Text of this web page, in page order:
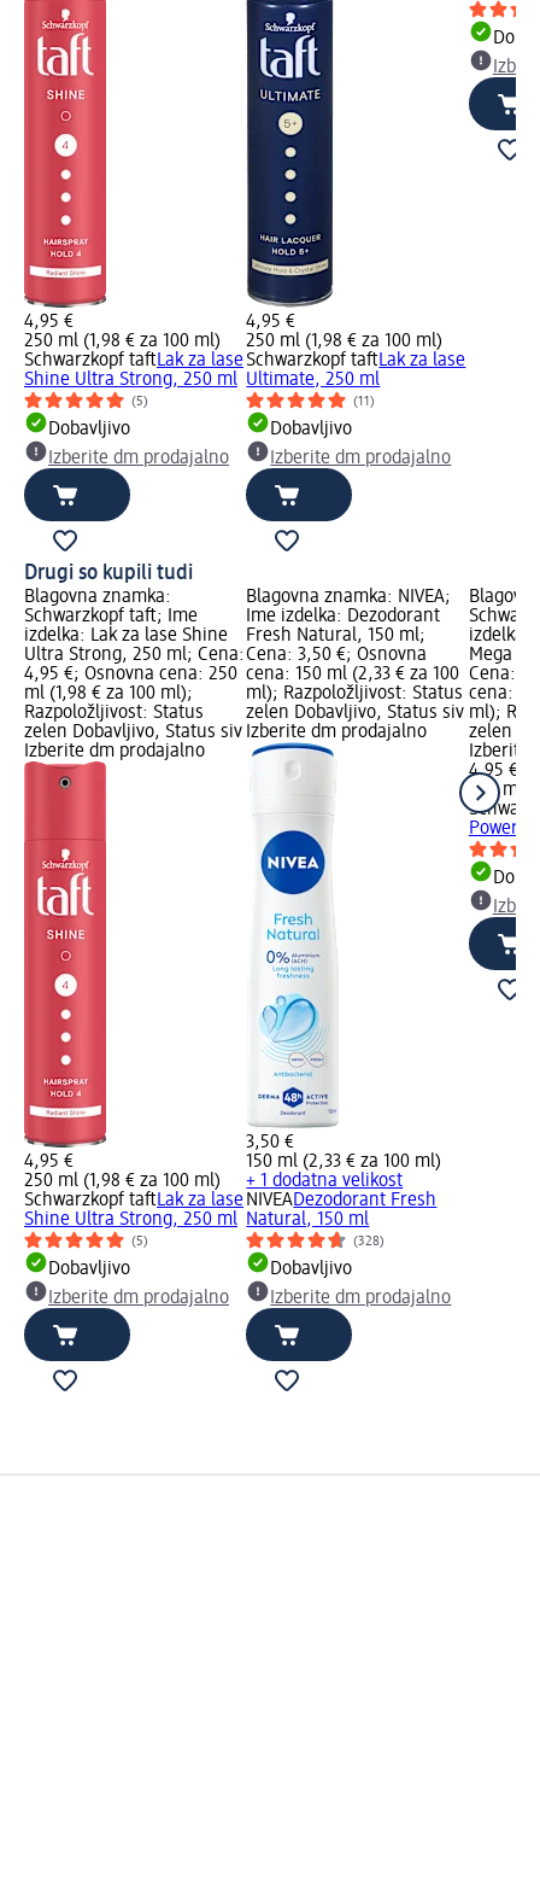
4,95 €
250 ml (1,98 € za 100 ml)
Schwarzkopf taftLak za lase
Shine Ultra Strong, 250 ml
(5)
Dobavljivo
Izberite dm prodajalno
4,95 €
250 ml (1,98 € za 100 ml)
Schwarzkopf taftLak za lase
Ultimate, 250 ml
(11)
Dobavljivo
Izberite dm prodajalno
Drugi so kupili tudi
Blagovna znamka:
Schwarzkopf taft; Ime
izdelka: Lak za lase Shine
Ultra Strong, 250 ml; Cena:
4,95 €; Osnovna cena: 250
ml (1,98 € za 100 ml);
Razpoložljivost: Status
zelen Dobavljivo, Status siv
Izberite dm prodajalno
4,95 €
250 ml (1,98 € za 100 ml)
Schwarzkopf taftLak za lase
Shine Ultra Strong, 250 ml
(5)
Dobavljivo
Izberite dm prodajalno
Blagovna znamka: NIVEA;
Ime izdelka: Dezodorant
Fresh Natural, 150 ml;
Cena: 3,50 €; Osnovna
cena: 150 ml (2,33 € za 100
ml); Razpoložljivost: Status
zelen Dobavljivo, Status siv
Izberite dm prodajalno
3,50 €
150 ml (2,33 € za 100 ml)
+ 1 dodatna velikost
NIVEADezodorant Fresh
Natural, 150 ml
(328)
Dobavljivo
Izberite dm prodajalno
izdelka:
Mega
Cena:
cena:
ml);
zelen
Izberite
4,95 €
250 ml
Power